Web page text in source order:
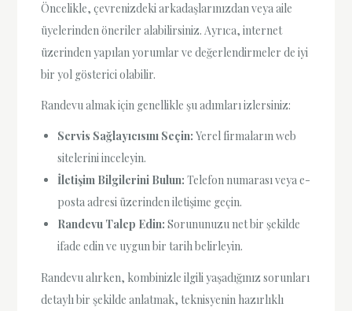
Öncelikle, çevrenizdeki arkadaşlarınızdan veya aile
üyelerinden öneriler alabilirsiniz. Ayrıca, internet
üzerinden yapılan yorumlar ve değerlendirmeler de iyi
bir yol gösterici olabilir.
Randevu almak için genellikle şu adımları izlersiniz:
Servis Sağlayıcısını Seçin: Yerel firmaların web
sitelerini inceleyin.
İletişim Bilgilerini Bulun: Telefon numarası veya e-
posta adresi üzerinden iletişime geçin.
Randevu Talep Edin: Sorununuzu net bir şekilde
ifade edin ve uygun bir tarih belirleyin.
Randevu alırken, kombinizle ilgili yaşadığınız sorunları
detaylı bir şekilde anlatmak, teknisyenin hazırlıklı